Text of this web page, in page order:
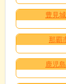
豊見
那覇
鹿児